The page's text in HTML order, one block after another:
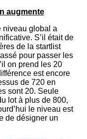
augmente
niveau global a
S’il était de
de la startlist
pour passer les
on prend les 20
est encore
de 720 en
sont 20. Seule
lot à plus de 800,
le niveau est
de désigner un